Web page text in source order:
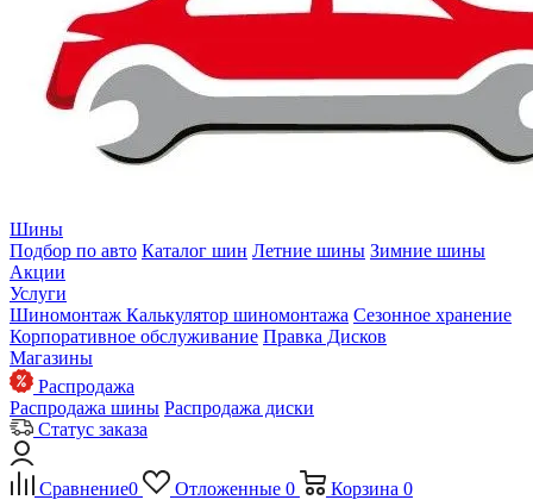
Шины
Подбор по авто Каталог шин Летние шины Зимние шины
Акции
Услуги
Шиномонтаж Калькулятор шиномонтажа Сезонное хранение
Корпоративное обслуживание Правка Дисков
Магазины
Распродажа
Распродажа шины Распродажа диски
Статус заказа
Сравнение0 Отложенные 0 Корзина 0